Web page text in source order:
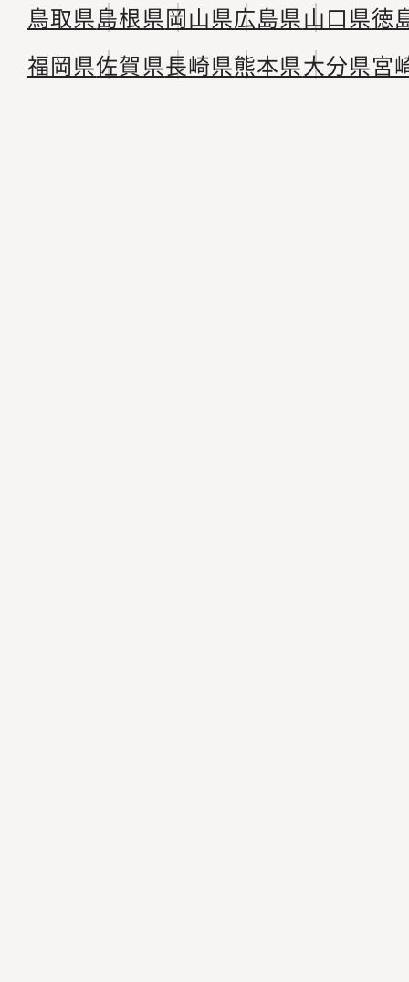
鳥取県島根県岡山県広島県山口県徳
福岡県佐賀県長崎県熊本県大分県宮